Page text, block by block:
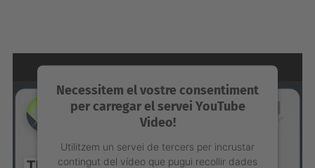
Necessitem el vostre consentiment
per carregar el servei YouTube
Video!
Utilitzem un servei de tercers per incrustar
contingut del vídeo que pugui recollir dades